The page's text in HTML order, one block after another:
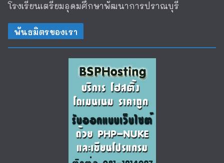
โรงเรียนเตรียมอุดมศึกษาพัฒนาการปราณบุรี
พันธมิตรของเรา